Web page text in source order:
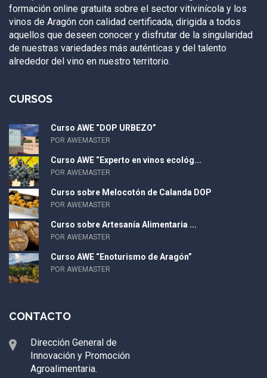
formación online gratuita sobre el sector vitivinícola y los
vinos de Aragón con calidad certificada, dirigida a todos
aquellos que deseen conocer y disfrutar de la singularidad
de nuestras variedades más auténticas y del talento
alrededor del vino en nuestro territorio.
CURSOS
Curso AWE “DOP URBEZO”
POR AWEMASTER
Curso AWE “Experto en vinos ecológ...
POR AWEMASTER
Curso sobre Melocotón de Calanda DOP
POR AWEMASTER
Curso sobre Artesanía Alimentaria ...
POR AWEMASTER
Curso AWE “Enoturismo de Aragón”
POR AWEMASTER
CONTACTO
Dirección General de
Innovación y Promoción
Agroalimentaria.